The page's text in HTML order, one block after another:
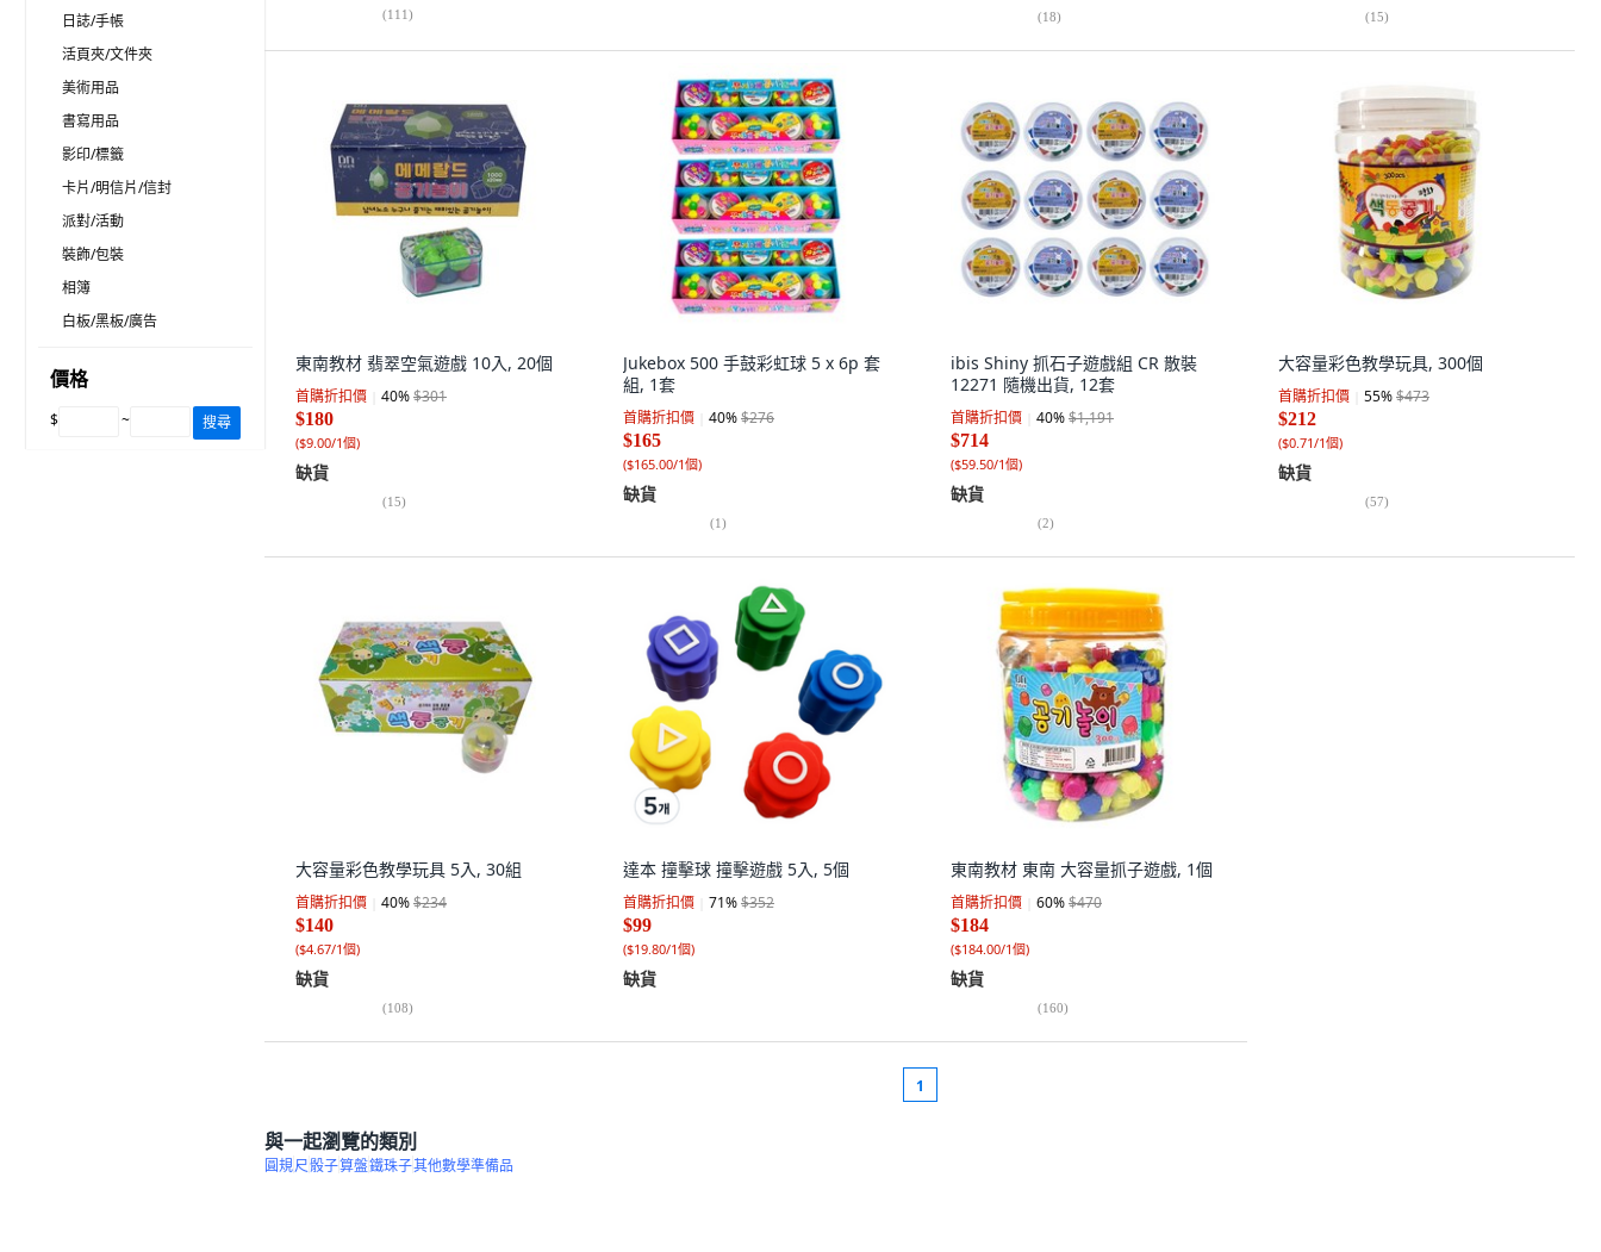
日誌/手帳
活頁夾/文件夾
美術用品
書寫用品
影印/標籤
卡片/明信片/信封
派對/活動
裝飾/包裝
相簿
白板/黑板/廣告
價格
$ ~ 搜尋
(111) (18) (15)
東南教材 翡翠空氣遊戲 10入, 20個
首購折扣價 40%$301
$180
($9.00/1個)
缺貨
(15)
Jukebox 500 手鼓彩虹球 5 x 6p 套
組, 1套
首購折扣價 40%$276
$165
($165.00/1個)
缺貨
(1)
ibis Shiny 抓石子遊戲組 CR 散裝
12271 隨機出貨, 12套
首購折扣價 40%$1,191
$714
($59.50/1個)
缺貨
(2)
大容量彩色教學玩具, 300個
首購折扣價 55%$473
$212
($0.71/1個)
缺貨
(57)
大容量彩色教學玩具 5入, 30組
首購折扣價 40%$234
$140
($4.67/1個)
缺貨
(108)
達本 撞擊球 撞擊遊戲 5入, 5個
首購折扣價 71%$352
$99
($19.80/1個)
缺貨
東南教材 東南 大容量抓子遊戲, 1個
首購折扣價 60%$470
$184
($184.00/1個)
缺貨
(160)
1
與一起瀏覽的類別
圓規尺骰子算盤鐵珠子其他數學準備品